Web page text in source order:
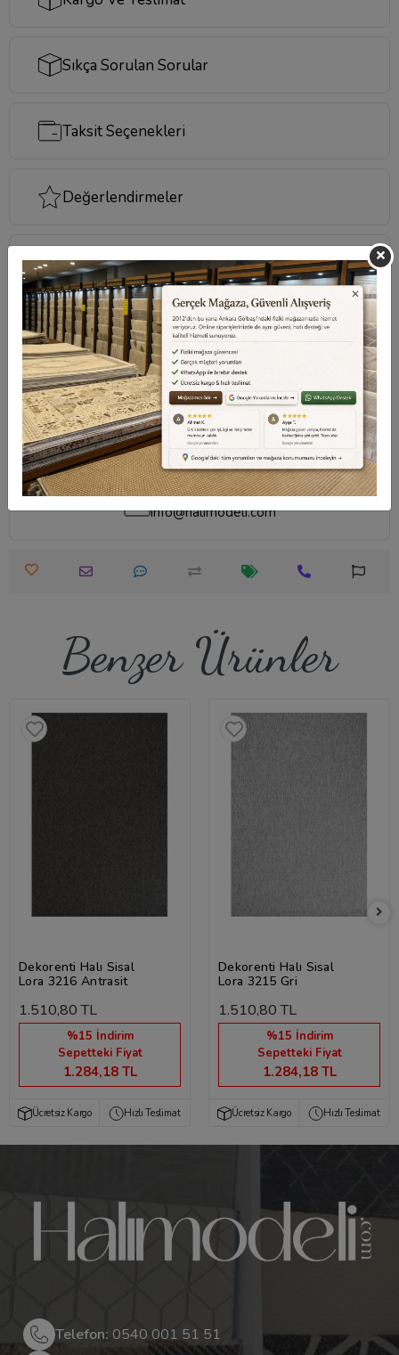
Sıkça Sorulan Sorular
Taksit Seçenekleri
Değerlendirmeler
Destek Merkezi
Aklınızdaki soruların yanıtları ve önemli konuların
cevapları için destek merkezisayfamızı ziyaret
edebilirsiniz.
Destek Merkezi
Destek Merkezi
0540 001 51 51
Whatsapp Destek
0540 001 51 51
Öneri ve Şikayet
info@halimodeli.com
Benzer Ürünler
Dekorenti Halı Sisal
Lora 3216 Antrasit
1.510,80 TL
%15 İndirim
Sepetteki Fiyat
1.284,18 TL
Ücretsiz Kargo Hızlı Teslimat
Dekorenti Halı Sisal
Lora 3215 Gri
1.510,80 TL
%15 İndirim
Sepetteki Fiyat
1.284,18 TL
Ücretsiz Kargo Hızlı Teslimat
Telefon: 0540 001 51 51